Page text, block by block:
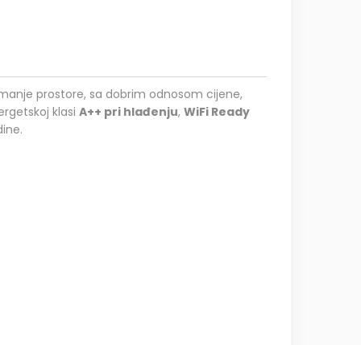
prostore, sa dobrim odnosom cijene,
klasi A++ pri hlađenju, WiFi Ready